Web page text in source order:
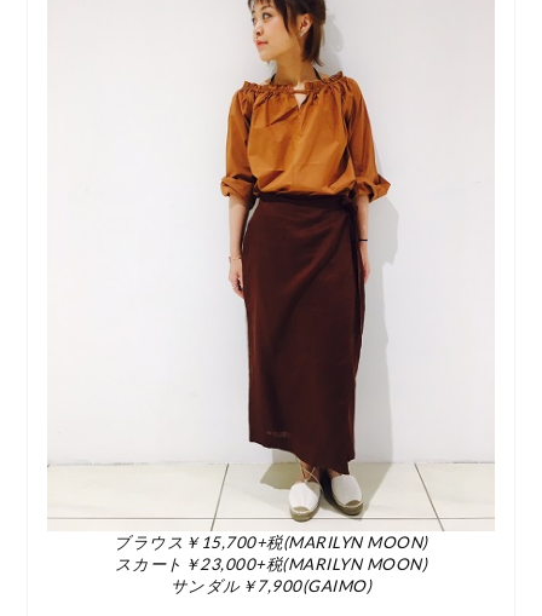
ブラウス￥15,700+税(MARILYN MOON)
スカート￥23,000+税(MARILYN MOON)
サンダル￥7,900(GAIMO)